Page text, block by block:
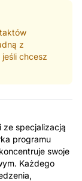
z
chcesz
ze specjalizacją
programu
swoje
Każdego